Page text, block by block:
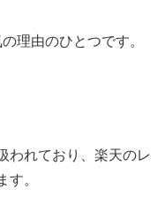
理由のひとつです。
われており、楽天のレ
す。